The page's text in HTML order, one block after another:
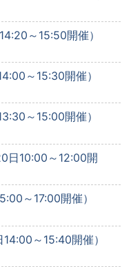
～15:50開催）
～15:30開催）
～15:00開催）
日10:00～12:00開
～17:00開催）
～15:40開催）